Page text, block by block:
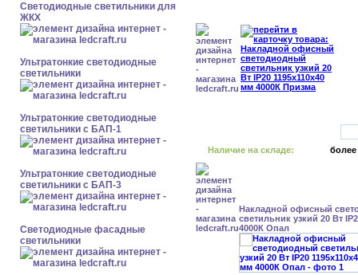
Светодиодные светильники для
ЖКХ
Ультратонкие светодиодные
светильники
Ультратонкие светодиодные
светильники с БАП-1
Ультратонкие светодиодные
светильники с БАП-3
Светодиодные фасадные
светильники
Наличие на складе: более
Накладной офисный
светильник узкий 20 Вт
4000К Опал